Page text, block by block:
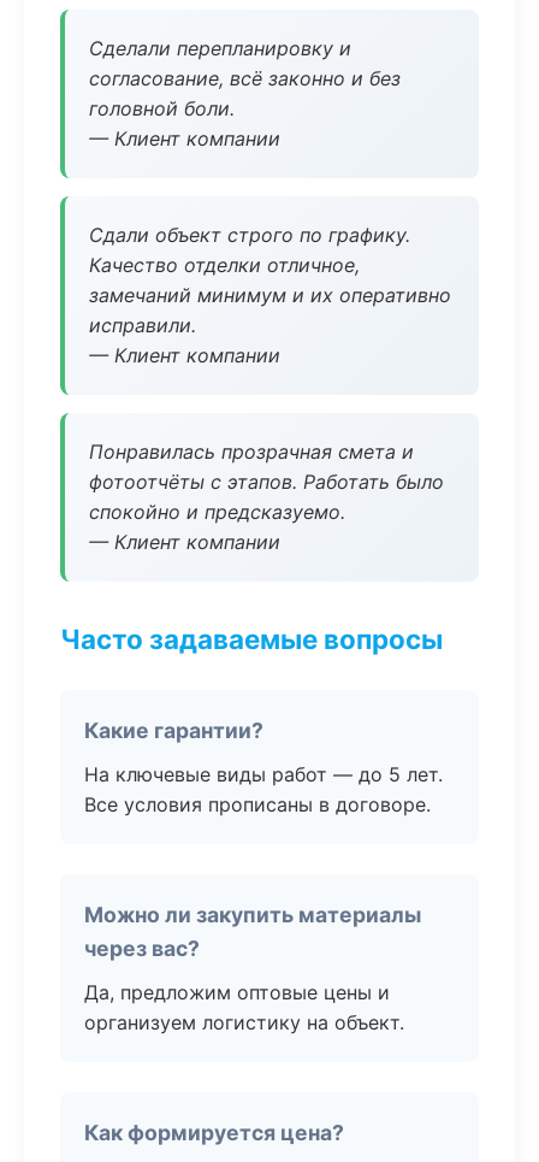
Сделали перепланировку и
согласование, всё законно и без
головной боли.
— Клиент компании
Сдали объект строго по графику.
Качество отделки отличное,
замечаний минимум и их оперативно
исправили.
— Клиент компании
Понравилась прозрачная смета и
фотоотчёты с этапов. Работать было
спокойно и предсказуемо.
— Клиент компании
Часто задаваемые вопросы
Какие гарантии?
На ключевые виды работ — до 5 лет.
Все условия прописаны в договоре.
Можно ли закупить материалы
через вас?
Да, предложим оптовые цены и
организуем логистику на объект.
Как формируется цена?